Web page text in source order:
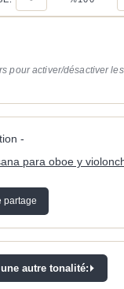
pour activer/désactiver
-
para oboe y
partage
autre tonalité: